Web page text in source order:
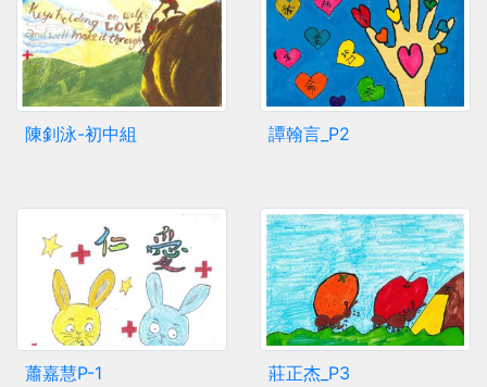
陳釗泳-初中組 譚翰言_P2
蕭嘉慧P-1 莊正杰_P3